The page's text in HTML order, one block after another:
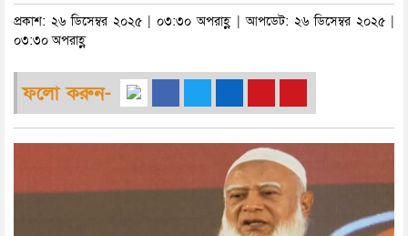
প্রকাশ: ২৬ ডিসেম্বর ২০২৫ | ০৩:৩০ অপরাহ্ণ | আপডেট: ২৬ ডিসেম্বর ২০২৫ |
০৩:৩০ অপরাহ্ণ
ফলো করুন-